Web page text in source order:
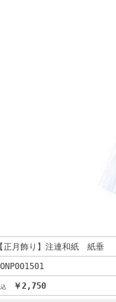
【正月飾り】注連和紙 紙垂
￥2,750